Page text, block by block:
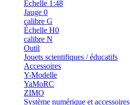
Échelle 1:48
Jauge 0
calibre G
Échelle H0
calibre N
Outil
Jouets scientifiques / éducatifs
Accessoires
Y-Modelle
YaMoRC
ZIMO
Système numérique et accessoires